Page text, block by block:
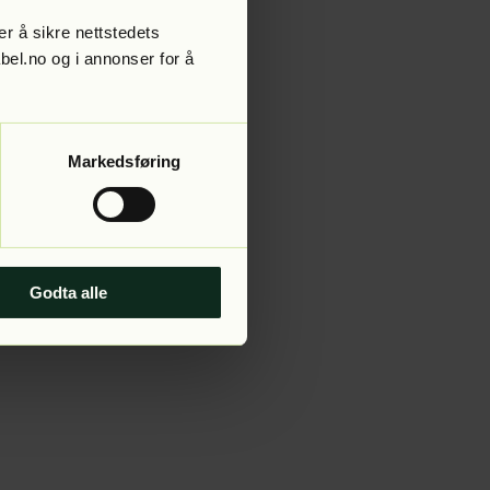
å sikre nettstedets
og i annonser for å
Markedsføring
Godta alle